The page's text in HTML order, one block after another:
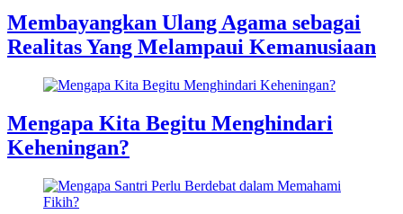
Membayangkan Ulang Agama sebagai
Realitas Yang Melampaui Kemanusiaan
Mengapa Kita Begitu Menghindari
Keheningan?